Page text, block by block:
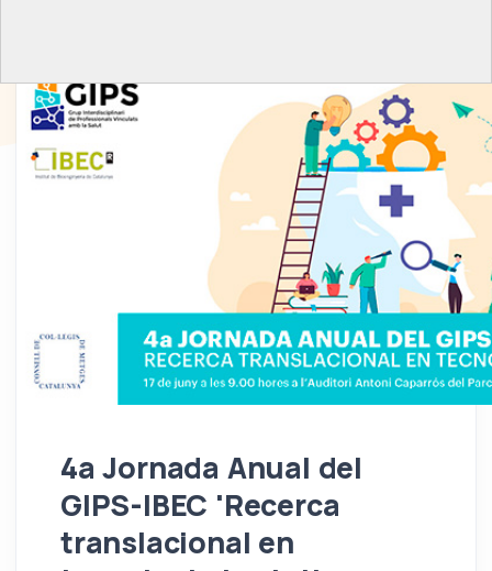
4a Jornada Anual del
GIPS-IBEC 'Recerca
translacional en